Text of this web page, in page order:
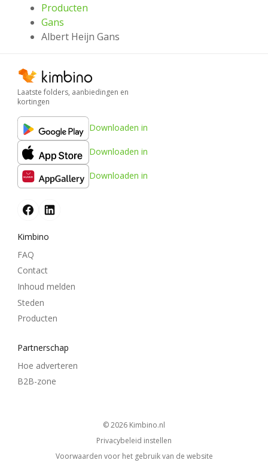
Producten
Gans
Albert Heijn Gans
Laatste folders, aanbiedingen en
kortingen
Downloaden in
Downloaden in
Downloaden in
Kimbino
FAQ
Contact
Inhoud melden
Steden
Producten
Partnerschap
Hoe adverteren
B2B-zone
© 2026
kimbino.nl
Privacybeleid instellen
Voorwaarden voor het gebruik van de website